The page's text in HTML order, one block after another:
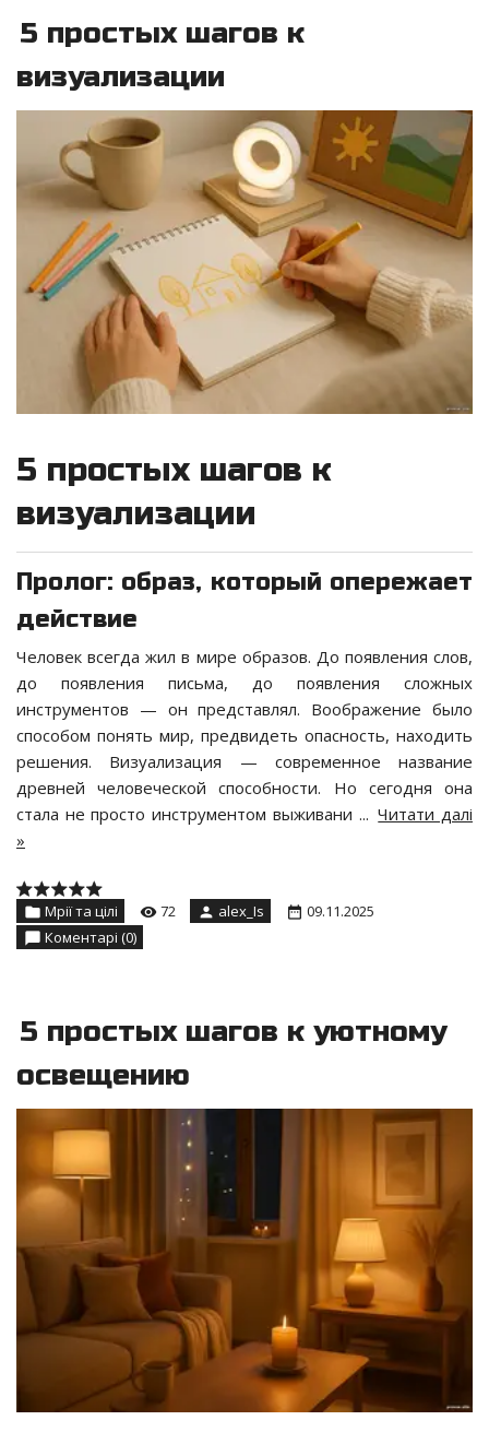
5 простых шагов к
визуализации
5 простых шагов к
визуализации
Пролог: образ, который опережает
действие
Человек всегда жил в мире образов. До появления слов,
до появления письма, до появления сложных
инструментов — он представлял. Воображение было
способом понять мир, предвидеть опасность, находить
решения. Визуализация — современное название
древней человеческой способности. Но сегодня она
стала не просто инструментом выживани ... Читати далі
»
Мрії та цілі 72 alex_Is
09.11.2025
Коментарі (0)
5 простых шагов к уютному
освещению